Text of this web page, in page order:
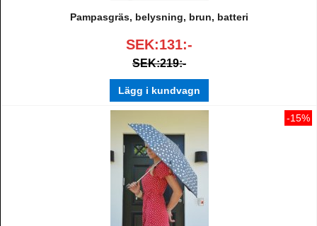
Pampasgräs, belysning, brun, batteri
SEK:131:-
SEK:219:-
Lägg i kundvagn
-15%